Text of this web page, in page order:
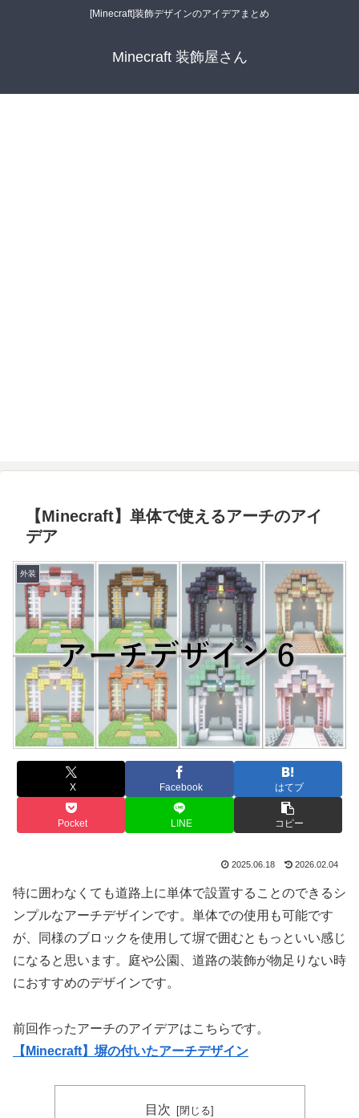
[Minecraft]装飾デザインのアイデアまとめ
Minecraft 装飾屋さん
【Minecraft】単体で使えるアーチのアイ
デア
外装
X Facebook はてブ
Pocket LINE コピー
2025.06.18 2026.02.04
特に囲わなくても道路上に単体で設置することのできるシ
ンプルなアーチデザインです。単体での使用も可能です
が、同様のブロックを使用して塀で囲むともっといい感じ
になると思います。庭や公園、道路の装飾が物足りない時
におすすめのデザインです。
前回作ったアーチのアイデアはこちらです。
【Minecraft】塀の付いたアーチデザイン
目次